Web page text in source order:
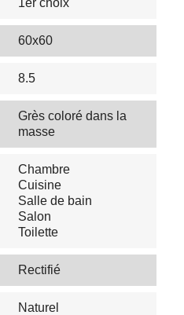
60x60
8.5
Grès coloré dans la
masse
Chambre
Cuisine
Salle de bain
Salon
Toilette
Rectifié
Naturel